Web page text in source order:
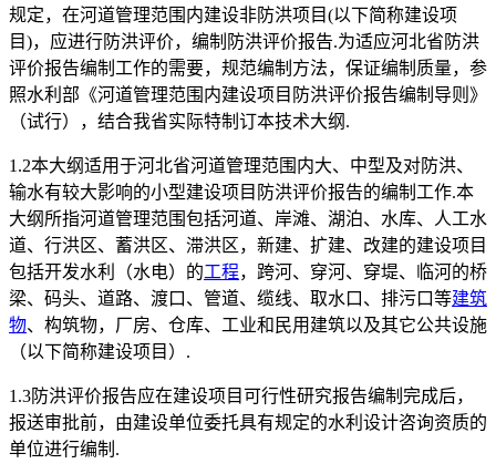
规定，在河道管理范围内建设非防洪项目(以下简称建设项
目)，应进行防洪评价，编制防洪评价报告.为适应河北省防洪
评价报告编制工作的需要，规范编制方法，保证编制质量，参
照水利部《河道管理范围内建设项目防洪评价报告编制导则》
（试行），结合我省实际特制订本技术大纲.
1.2本大纲适用于河北省河道管理范围内大、中型及对防洪、
输水有较大影响的小型建设项目防洪评价报告的编制工作.本
大纲所指河道管理范围包括河道、岸滩、湖泊、水库、人工水
道、行洪区、蓄洪区、滞洪区，新建、扩建、改建的建设项目
包括开发水利（水电）的工程，跨河、穿河、穿堤、临河的桥
梁、码头、道路、渡口、管道、缆线、取水口、排污口等建筑
物、构筑物，厂房、仓库、工业和民用建筑以及其它公共设施
（以下简称建设项目）.
1.3防洪评价报告应在建设项目可行性研究报告编制完成后，
报送审批前，由建设单位委托具有规定的水利设计咨询资质的
单位进行编制.